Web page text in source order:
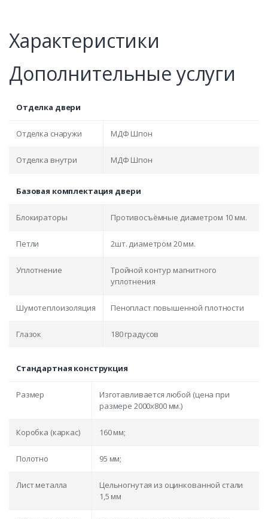
Характеристики
Дополнительные услуги
Отделка двери
Отделка снаружи МДФ Шпон
Отделка внутри МДФ Шпон
Базовая комплектация двери
Блокираторы Противосъёмные диаметром 10 мм.
Петли 2шт. диаметром 20 мм.
Уплотнение
Тройной контур магнитного
уплотнения
Шумотеплоизоляция Пенопласт повышенной плотности
Глазок 180 градусов
Стандартная конструкция
Размер
Изготавливается любой (цена при
размере 2000x800 мм.)
Коробка (каркас) 160 мм;
Полотно 95 мм;
Лист металла
Цельногнутая из оцинкованной стали
1,5 мм